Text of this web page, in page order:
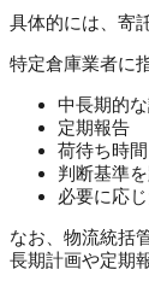
具体的には、寄
特定倉庫業者に
中長期的
定期報告
荷待ち時
判断基準
必要に応
なお、物流統括
長期計画や定期